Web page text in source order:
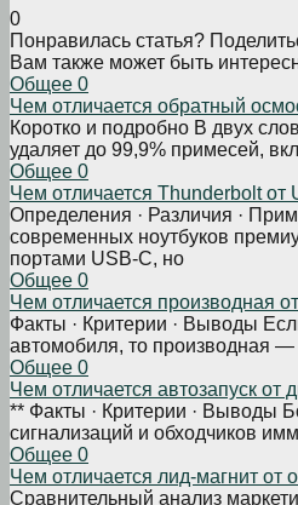
0
Понравилась статья?
Вам также может быть
Общее 0
Чем отличается обратный
Коротко и подробно В двух
удаляет до 99,9% примесей,
Общее 0
Чем отличается Thunderbolt от
Определения · Различия ·
современных ноутбуков
портами USB-C, но
Общее 0
Чем отличается производная
Факты · Критерии · Выводы
автомобиля, то производная —
Общее 0
Чем отличается автозапуск от
** Факты · Критерии · Выводы
сигнализаций и обходчиков
Общее 0
Чем отличается лид-магнит от
Сравнительный анализ